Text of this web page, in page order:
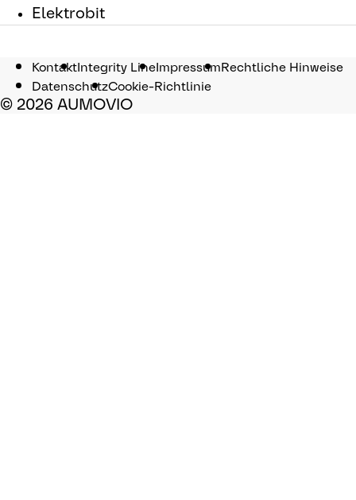
Elektrobit
KontaktIntegrity LineImpressumRechtliche Hinweise
DatenschutzCookie-Richtlinie
© 2026 AUMOVIO